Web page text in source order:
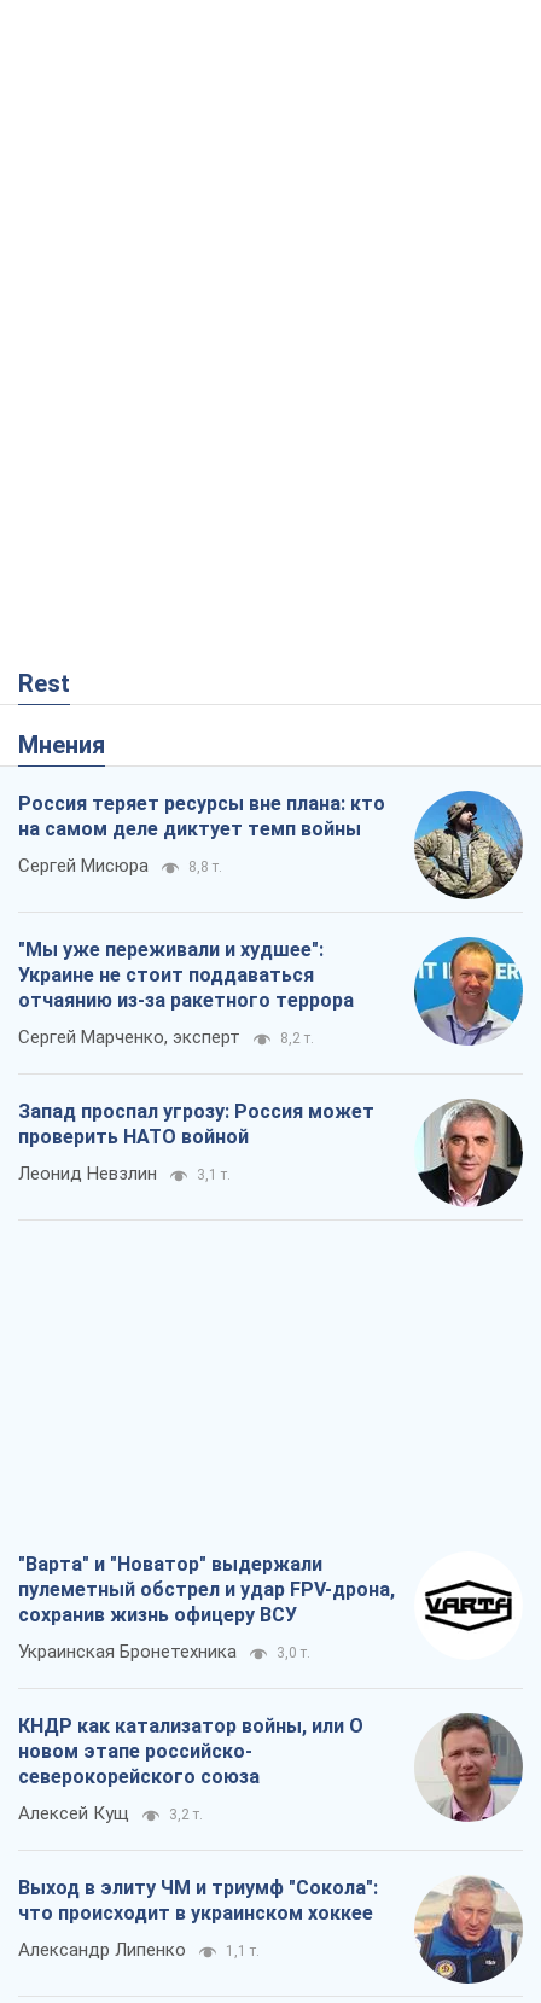
Rest
Мнения
Россия теряет ресурсы вне плана: кто
на самом деле диктует темп войны
Сергей Мисюра 8,8 т.
"Мы уже переживали и худшее":
Украине не стоит поддаваться
отчаянию из-за ракетного террора
Сергей Марченко, эксперт 8,2 т.
Запад проспал угрозу: Россия может
проверить НАТО войной
Леонид Невзлин 3,1 т.
"Варта" и "Новатор" выдержали
пулеметный обстрел и удар FPV-дрона,
сохранив жизнь офицеру ВСУ
Украинская Бронетехника 3,0 т.
КНДР как катализатор войны, или О
новом этапе российско-
северокорейского союза
Алексей Кущ 3,2 т.
Выход в элиту ЧМ и триумф "Сокола":
что происходит в украинском хоккее
Александр Липенко 1,1 т.